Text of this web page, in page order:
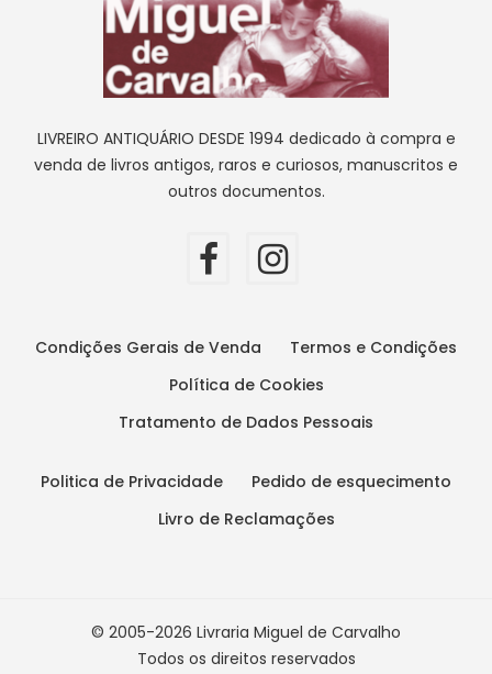
LIVREIRO ANTIQUÁRIO DESDE 1994 dedicado à compra e
venda de livros antigos, raros e curiosos, manuscritos e
outros documentos.
Condições Gerais de Venda
Termos e Condições
Política de Cookies
Tratamento de Dados Pessoais
Politica de Privacidade
Pedido de esquecimento
Livro de Reclamações
© 2005-2026 Livraria Miguel de Carvalho
Todos os direitos reservados